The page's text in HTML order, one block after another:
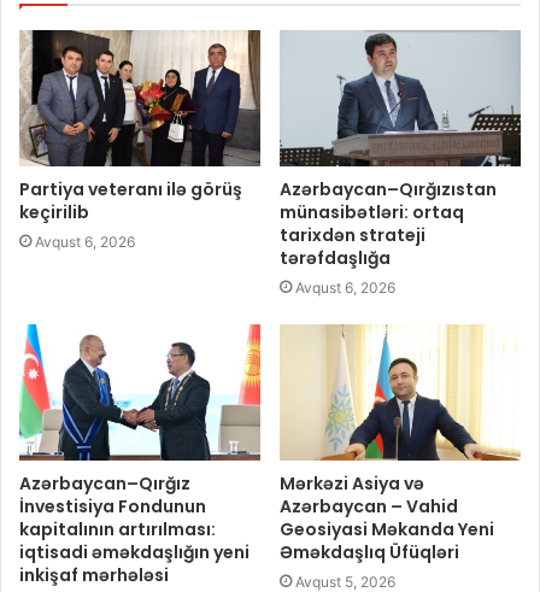
Partiya veteranı ilə görüş
keçirilib
Avqust 6, 2026
Azərbaycan–Qırğızıstan
münasibətləri: ortaq
tarixdən strateji
tərəfdaşlığa
Avqust 6, 2026
Azərbaycan–Qırğız
İnvestisiya Fondunun
kapitalının artırılması:
iqtisadi əməkdaşlığın yeni
inkişaf mərhələsi
Mərkəzi Asiya və
Azərbaycan – Vahid
Geosiyasi Məkanda Yeni
Əməkdaşlıq Üfüqləri
Avqust 5, 2026